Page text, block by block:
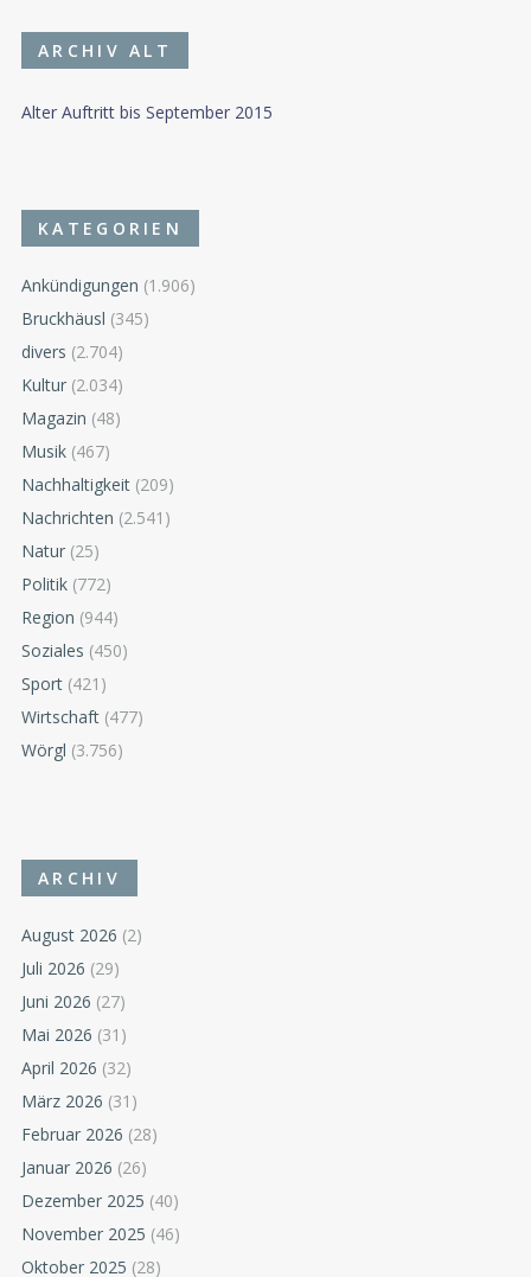
ARCHIV ALT
Alter Auftritt bis September 2015
KATEGORIEN
Ankündigungen (1.906)
Bruckhäusl (345)
divers (2.704)
Kultur (2.034)
Magazin (48)
Musik (467)
Nachhaltigkeit (209)
Nachrichten (2.541)
Natur (25)
Politik (772)
Region (944)
Soziales (450)
Sport (421)
Wirtschaft (477)
Wörgl (3.756)
ARCHIV
August 2026 (2)
Juli 2026 (29)
Juni 2026 (27)
Mai 2026 (31)
April 2026 (32)
März 2026 (31)
Februar 2026 (28)
Januar 2026 (26)
Dezember 2025 (40)
November 2025 (46)
Oktober 2025 (28)